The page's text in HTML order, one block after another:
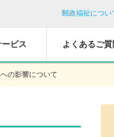
郵政福祉につい
ビス よくあるご質
の影響について